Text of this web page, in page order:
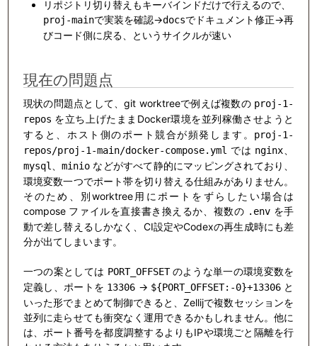
リポジトリ切り替えもキーバインドだけで行えるので、
proj-mainで実装を確認→docsでドキュメント修正→再
びコード側に戻る、というサイクルが速い
現在の問題点
現状の問題点として、git worktreeで例えば複数の proj-1-
repos を立ち上げたままDocker環境を並列稼働させようと
すると、ホスト側のポート競合が頻発します。 proj-1-
repos/proj-1-main/docker-compose.yml では nginx
mysql 、minio などがすべて静的にマッピングされており、
環境変数一つでポート帯を切り替える仕組みがありません。
そのため、別worktree用にポートをずらしたい場合は
compose ファイルを直接書き換えるか、複数の .env を手
動で差し替えるしかなく、CI設定やCodexの再生成時にも差
分が出てしまいます。
一つの案としては PORT_OFFSETのような単一の環境変数を
定義し、ポートを 13306 → ${PORT_OFFSET:-0}+13306と
いった形でまとめて制御できると、Zellijで複数セッションを
並列に走らせても衝突なく運用できるかもしれません。他に
は、ポート番号を都度調整するよりもIPや環境ごと隔離を行